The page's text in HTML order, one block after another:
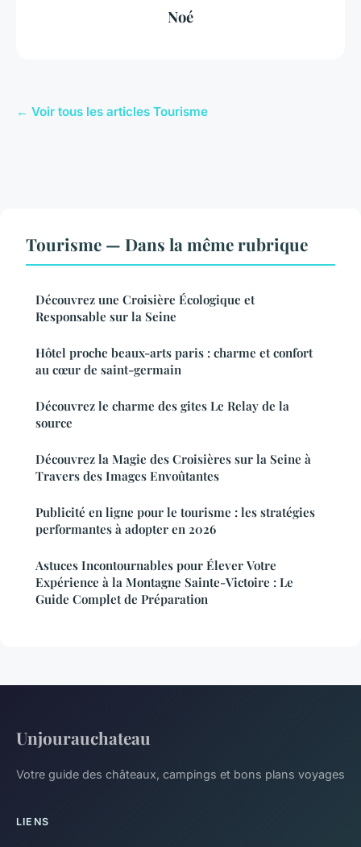
Noé
← Voir tous les articles Tourisme
Tourisme — Dans la même rubrique
Découvrez une Croisière Écologique et
Responsable sur la Seine
Hôtel proche beaux-arts paris : charme et confort
au cœur de saint-germain
Découvrez le charme des gites Le Relay de la
source
Découvrez la Magie des Croisières sur la Seine à
Travers des Images Envoûtantes
Publicité en ligne pour le tourisme : les stratégies
performantes à adopter en 2026
Astuces Incontournables pour Élever Votre
Expérience à la Montagne Sainte-Victoire : Le
Guide Complet de Préparation
Unjourauchateau
Votre guide des châteaux, campings et bons plans voyages
LIENS